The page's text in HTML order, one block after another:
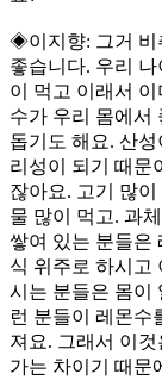
◈이지향: 그거 비
좋습니다. 우리
이 먹고 이래서
수가 우리 몸에서
돕기도 해요. 산
리성이 되기 때문
잖아요. 고기 많
물 많이 먹고. 과
쌓여 있는 분들은
식 위주로 하시고
시는 분들은 몸이
런 분들이 레몬수
져요. 그래서 이
가는 차이기 때문